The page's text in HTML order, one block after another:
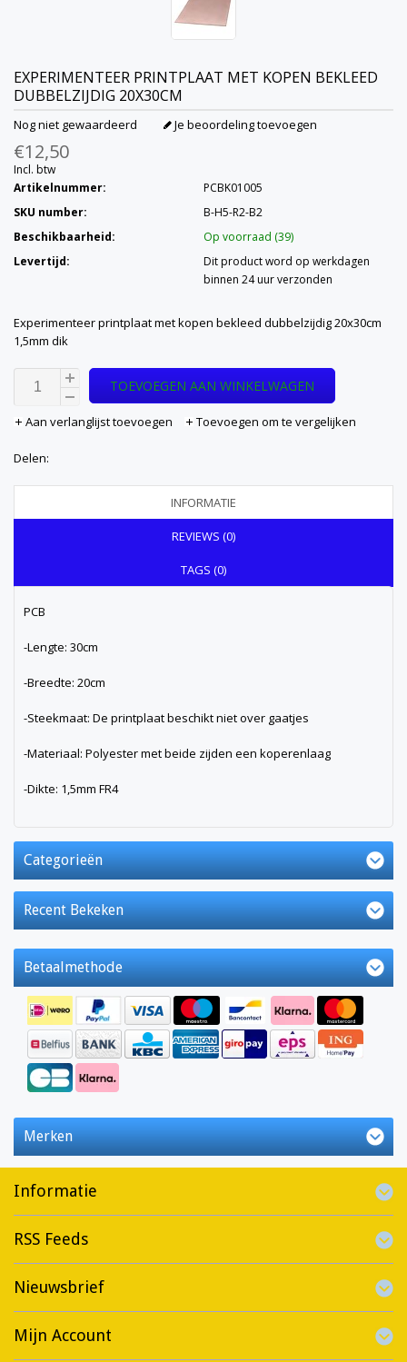
EXPERIMENTEER PRINTPLAAT MET KOPEN BEKLEED
DUBBELZIJDIG 20X30CM
Nog niet gewaardeerd Je beoordeling toevoegen
€12,50
Incl. btw
Artikelnummer:
PCBK01005
SKU number:
B-H5-R2-B2
Beschikbaarheid:
Op voorraad (39)
Levertijd:
Dit product word op werkdagen
binnen 24 uur verzonden
Experimenteer printplaat met kopen bekleed dubbelzijdig 20x30cm
1,5mm dik
TOEVOEGEN AAN WINKELWAGEN
Aan verlanglijst toevoegen Toevoegen om te vergelijken
Delen:
INFORMATIE
REVIEWS (0)
TAGS (0)
PCB
-Lengte: 30cm
-Breedte: 20cm
-Steekmaat: De printplaat beschikt niet over gaatjes
-Materiaal: Polyester met beide zijden een koperenlaag
-Dikte: 1,5mm FR4
Categorieën
Recent Bekeken
Betaalmethode
Merken
Informatie
RSS Feeds
Nieuwsbrief
Mijn Account